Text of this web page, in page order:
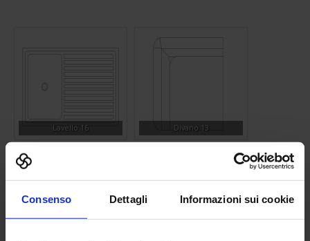
Consenso Dettagli Informazioni sui cookie
Lavello 16 Divano 13